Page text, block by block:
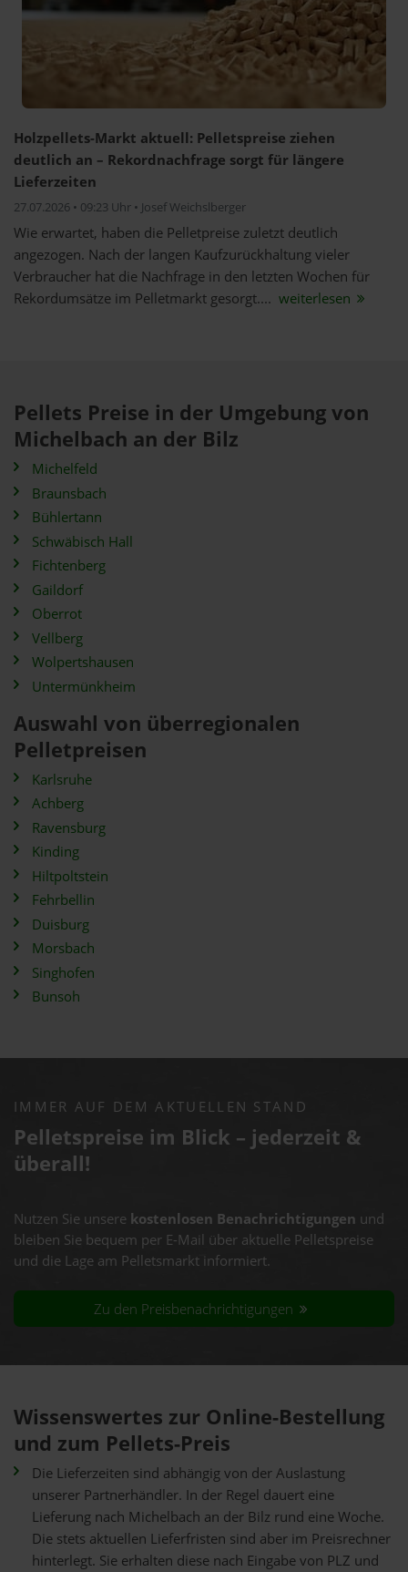
Holzpellets-Markt aktuell: Pelletspreise ziehen
deutlich an – Rekordnachfrage sorgt für längere
Lieferzeiten
27.07.2026 • 09:23 Uhr • Josef Weichslberger
Wie erwartet, haben die Pelletpreise zuletzt deutlich
angezogen. Nach der langen Kaufzurückhaltung vieler
Verbraucher hat die Nachfrage in den letzten Wochen für
Rekordumsätze im Pelletmarkt gesorgt.... weiterlesen
Pellets Preise in der Umgebung von
Michelbach an der Bilz
Michelfeld
Braunsbach
Bühlertann
Schwäbisch Hall
Fichtenberg
Gaildorf
Oberrot
Vellberg
Wolpertshausen
Untermünkheim
Auswahl von überregionalen
Pelletpreisen
Karlsruhe
Achberg
Ravensburg
Kinding
Hiltpoltstein
Fehrbellin
Duisburg
Morsbach
Singhofen
Bunsoh
IMMER AUF DEM AKTUELLEN STAND
Pelletspreise im Blick – jederzeit &
überall!
Nutzen Sie unsere kostenlosen Benachrichtigungen und
bleiben Sie bequem per E-Mail über aktuelle Pelletspreise
und die Lage am Pelletsmarkt informiert.
Zu den Preisbenachrichtigungen
Wissenswertes zur Online-Bestellung
und zum Pellets-Preis
Die Lieferzeiten sind abhängig von der Auslastung
unserer Partnerhändler. In der Regel dauert eine
Lieferung nach Michelbach an der Bilz rund eine Woche.
Die stets aktuellen Lieferfristen sind aber im Preisrechner
hinterlegt. Sie erhalten diese nach Eingabe von PLZ und